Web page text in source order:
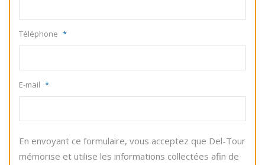
Téléphone *
E-mail *
En envoyant ce formulaire, vous acceptez que Del-Tour
mémorise et utilise les informations collectées afin de